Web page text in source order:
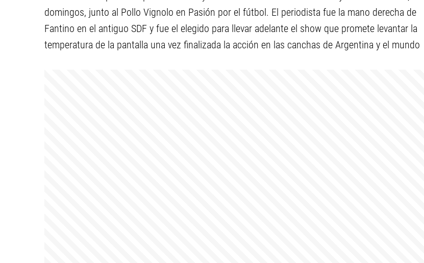
domingos, junto al Pollo Vignolo en Pasión por el fútbol. El periodista fue la mano derecha de
Fantino en el antiguo SDF y fue el elegido para llevar adelante el show que promete levantar la
temperatura de la pantalla una vez finalizada la acción en las canchas de Argentina y el mundo